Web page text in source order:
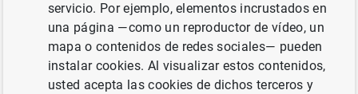
CRECIMIENTO ECONÓMICO Y CONVERGENCIA
SITUACIÓN ECONÓMICA
PROYECCIONES MACROECONÓMICAS
servicio. Por ejemplo, elementos incrustados en
una página —como un reproductor de vídeo, un
mapa o contenidos de redes sociales— pueden
instalar cookies. Al visualizar estos contenidos,
usted acepta las cookies de dichos terceros y